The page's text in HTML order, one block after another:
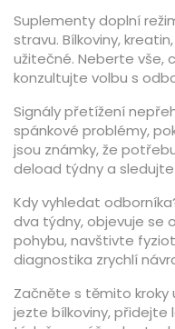
Suplementy doplní
stravu. Bílkoviny,
užitečné. Neberte vše,
konzultujte volbu s
Signály přetížení
spánkové problémy,
jsou známky, že
deload týdny a
Kdy vyhledat
dva týdny, objevuje se
pohybu, navštivte
diagnostika zrychlí
Začněte s těmito
jezte bílkoviny, přidejte